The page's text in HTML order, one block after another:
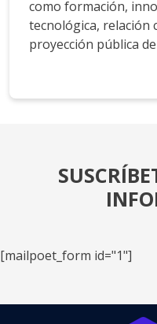
como formación,
tecnológica, relación
proyección pública
[mailpoet_form id="1"]